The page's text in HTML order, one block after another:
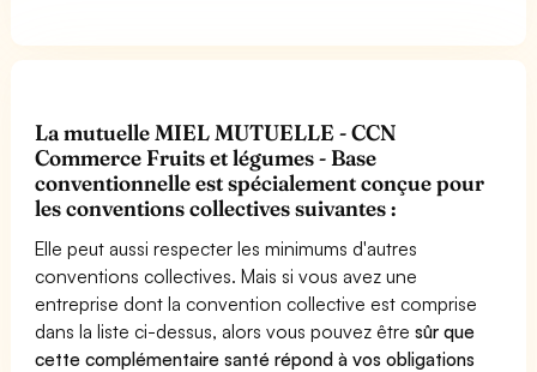
La mutuelle MIEL MUTUELLE - CCN
Commerce Fruits et légumes - Base
conventionnelle est spécialement conçue pour
les conventions collectives suivantes :
Elle peut aussi respecter les minimums d'autres
conventions collectives. Mais si vous avez une
entreprise dont la convention collective est comprise
dans la liste ci-dessus, alors vous pouvez êtresûr que
cette complémentaire santé répond à vos obligations